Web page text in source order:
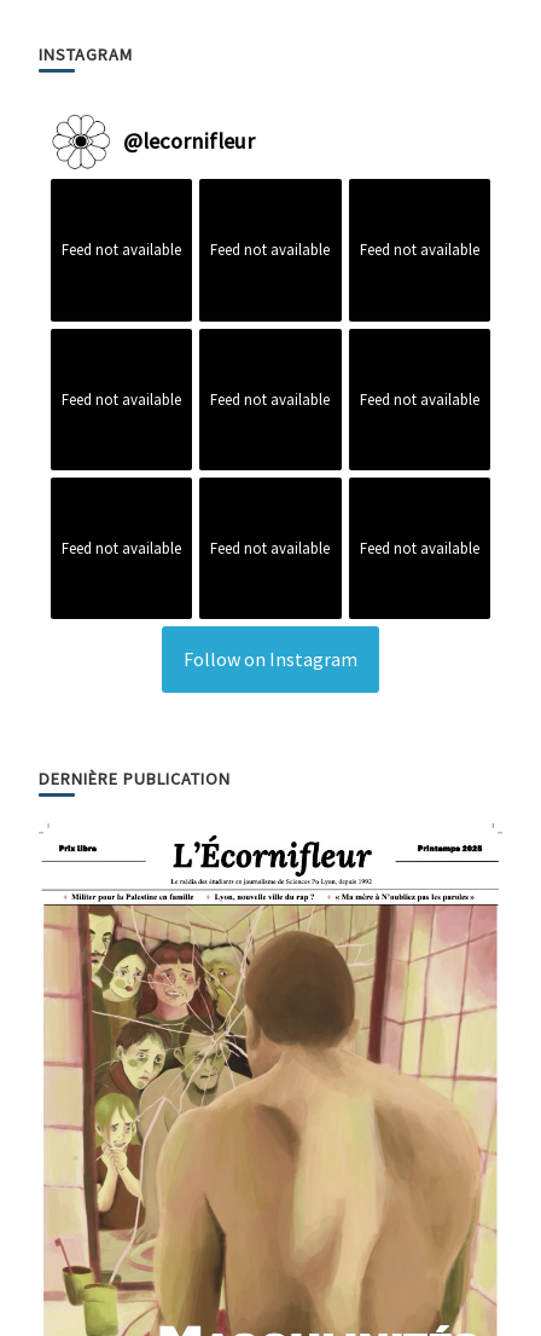
INSTAGRAM
@lecornifleur
Feed not available Feed not available Feed not available
Feed not available Feed not available Feed not available
Feed not available Feed not available Feed not available
Follow on Instagram
DERNIÈRE PUBLICATION